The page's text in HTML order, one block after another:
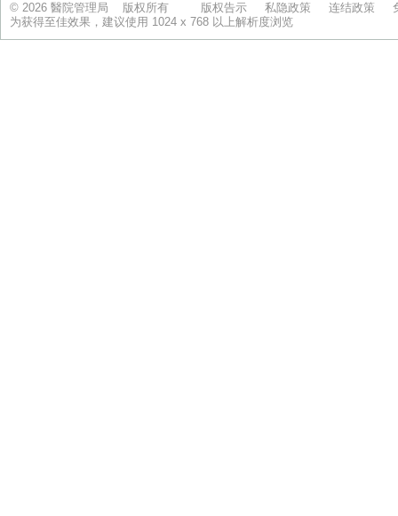
© 2026 醫院管理局 版权所有 版权告示 私隐政策 连结政策
为获得至佳效果，建议使用 1024 x 768 以上解析度浏览